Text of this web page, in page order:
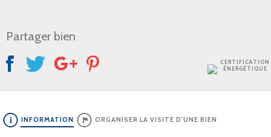
CERTIFICATION
ÉNERGÉTIQUE
Partager bien
INFORMATION ORGANISER LA VISITE D'UNE BIEN